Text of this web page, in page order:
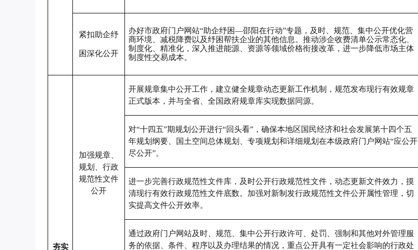
紧扣助企纾
困深化公开
办好市政府门户网站“助企纾困—邵阳在行动”专题，及时、规范、集中公开优化营
商环境、减税降费以及纾困帮扶企业的其他信息。推动涉企收费清单公示常态化、
制度化、精准化，深入推进能源、资源等领域价格衔接改革，进一步降低市场主体
制度性交易成本。
夯实
加强规章、
规划、行政
规范性文件
公开
开展规章集中公开工作，建立健全规章动态更新工作机制，规范发布现行有效规章
正式版本，并与全省、全国政府规章库实现数据同源。
对“十四五”期规划公开进行“回头看”，确保本地区国民经济和社会发展第十四个五
年规划纲要、国土空间总体规划、专项规划和详细规划在本级政府门户网站“应公开
尽公开”。
进一步完善行政规范性文件库，及时公开行政规范性文件，动态更新文件效力，摸
清现行有效行政规范性文件底数。加强对新制发行政规范性文件公开属性管理，切
实提高文件公开效率。
通过政府门户网站及时、规范、集中公开行政许可、处罚、强制和其他对外管理服
务的依据、条件、程序以及办理结果的情况，重点公开具有一定社会影响的行政处